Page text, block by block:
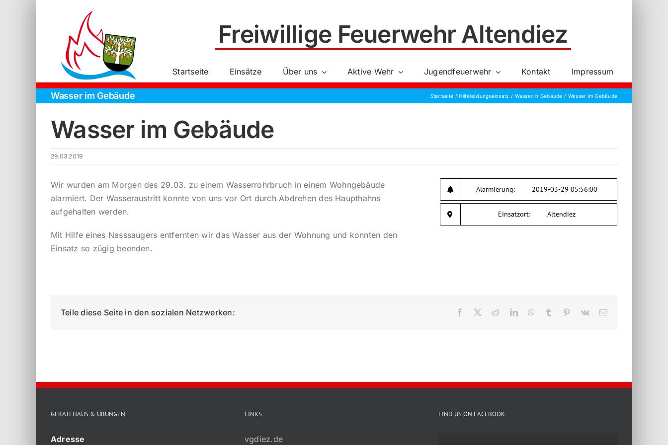
Freiwillige Feuerwehr Altendiez
Startseite Einsätze Über uns Aktive Wehr Jugendfeuerwehr Kontakt Impressum
Wasser im Gebäude Startseite Hilfeleistungseinsatz Wasser in Gebäude Wasser im Gebäude
Wasser im Gebäude
29.03.2019
Wir wurden am Morgen des 29.03. zu einem Wasserrohrbruch in einem Wohngebäude
alarmiert. Der Wasseraustritt konnte von uns vor Ort durch Abdrehen des Haupthahns
aufgehalten werden.
Mit Hilfe eines Nasssaugers entfernten wir das Wasser aus der Wohnung und konnten den
Einsatz so zügig beenden.
Alarmierung: 2019-03-29 05:56:00
Einsatzort: Altendiez
Teile diese Seite in den sozialen Netzwerken: Facebook RedditLinkedInWhatsApp
Tumblr Pinterest
Vk
E-
GERÄTEHAUS & ÜBUNGEN
Adresse
LINKS
vgdiez.de
FIND US ON FACEBOOK